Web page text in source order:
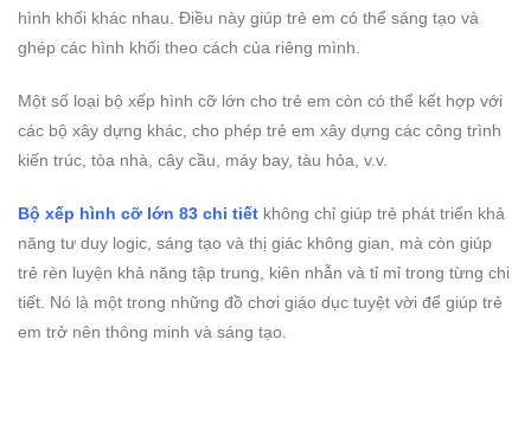
hình khối khác nhau. Điều này giúp trẻ em có thể sáng tạo và
ghép các hình khối theo cách của riêng mình.
Một số loại bộ xếp hình cỡ lớn cho trẻ em còn có thể kết hợp với
các bộ xây dựng khác, cho phép trẻ em xây dựng các công trình
kiến trúc, tòa nhà, cây cầu, máy bay, tàu hỏa, v.v.
Bộ xếp hình cỡ lớn 83 chi tiết không chỉ giúp trẻ phát triển khả
năng tư duy logic, sáng tạo và thị giác không gian, mà còn giúp
trẻ rèn luyện khả năng tập trung, kiên nhẫn và tỉ mỉ trong từng chi
tiết. Nó là một trong những đồ chơi giáo dục tuyệt vời để giúp trẻ
em trở nên thông minh và sáng tạo.